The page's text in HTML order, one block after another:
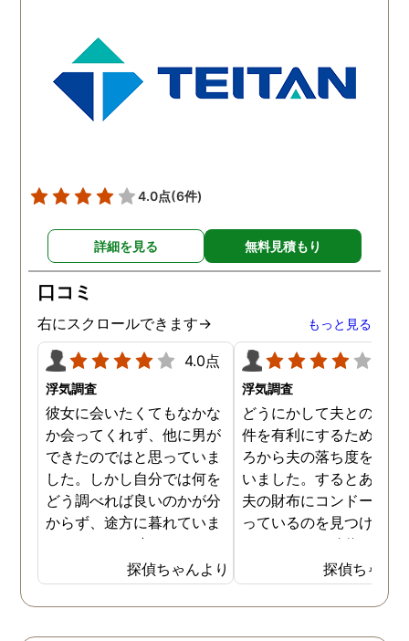
に入って行った瞬間を押
えたとのことでした。あ
4.0点(6件)
詳細を見る 無料見積もり
口コミ
右にスクロールできます→ もっと見る
4.0点
浮気調査
彼女に会いたくてもなかな
か会ってくれず、他に男が
できたのではと思っていま
した。しかし自分では何を
どう調べれば良いのかが分
からず、途方に暮れていま
した。そんな時にネットで
探偵事務所の浮気調査の存
在について知り、試しに依
頼をしてみることにしまし
探偵ちゃんより
浮気調査
どうにかして夫との離婚
件を有利にするため、日
ろから夫の落ち度を探し
いました。するとある時
夫の財布にコンドームが
っているのを見つけ、不
をしていると確信を持ち
した。探偵事務所で調査
依頼しましたが、その時
夫の普段の帰宅時間や出
探偵ちゃん